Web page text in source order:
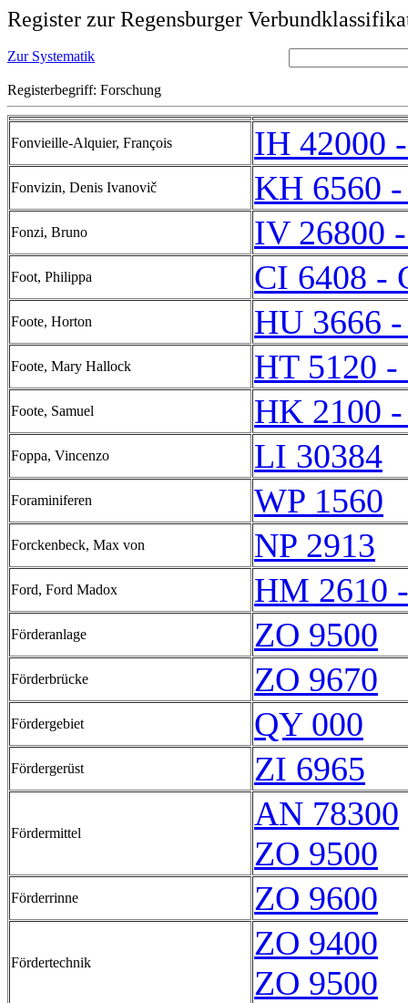
Register zur Regensburger
Zur Systematik
Registerbegriff: Forschung
Fonvieille-Alquier, François IH 42000
Fonvizin, Denis Ivanovič KH 6560
Fonzi, Bruno IV 26800
Foot, Philippa CI 6408 -
Foote, Horton HU 3666
Foote, Mary Hallock HT 5120 -
Foote, Samuel HK 2100
Foppa, Vincenzo LI 30384
Foraminiferen WP 1560
Forckenbeck, Max von NP 2913
Ford, Ford Madox HM 2610
Förderanlage ZO 9500
Förderbrücke ZO 9670
Fördergebiet QY 000
Fördergerüst ZI 6965
Fördermittel
AN 78300
ZO 9500
Förderrinne ZO 9600
Fördertechnik
ZO 9400
ZO 9500